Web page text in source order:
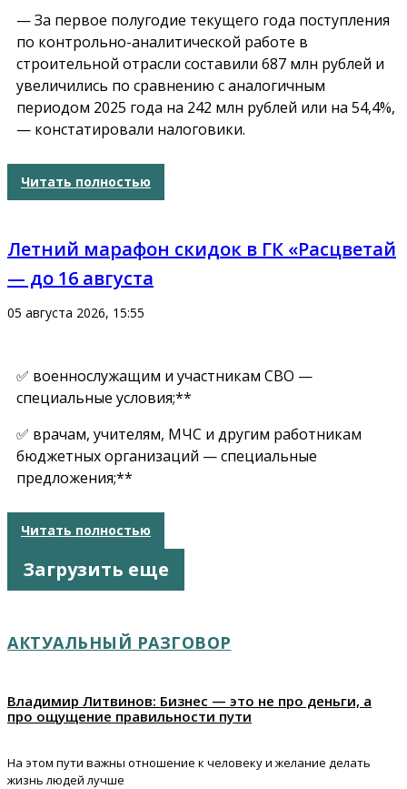
— За первое полугодие текущего года поступления
по контрольно-аналитической работе в
строительной отрасли составили 687 млн рублей и
увеличились по сравнению с аналогичным
периодом 2025 года на 242 млн рублей или на 54,4%,
— констатировали налоговики.
Читать полностью
Летний марафон скидок в ГК «Расцветай
— до 16 августа
05 августа 2026, 15:55
✅ военнослужащим и участникам СВО —
специальные условия;**
✅ врачам, учителям, МЧС и другим работникам
бюджетных организаций — специальные
предложения;**
Читать полностью
Загрузить еще
АКТУАЛЬНЫЙ РАЗГОВОР
Владимир Литвинов: Бизнес — это не про деньги, а
про ощущение правильности пути
На этом пути важны отношение к человеку и желание делать
жизнь людей лучше